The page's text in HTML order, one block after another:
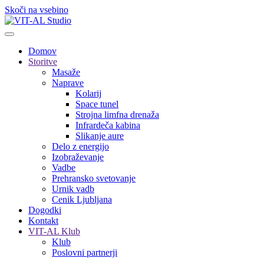
Skoči na vsebino
Domov
Storitve
Masaže
Naprave
Kolarij
Space tunel
Strojna limfna drenaža
Infrardeča kabina
Slikanje aure
Delo z energijo
Izobraževanje
Vadbe
Prehransko svetovanje
Urnik vadb
Cenik Ljubljana
Dogodki
Kontakt
VIT-AL Klub
Klub
Poslovni partnerji